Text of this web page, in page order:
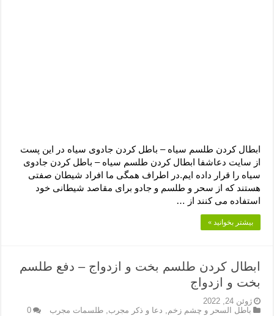
ابطال کردن طلسم سیاه – باطل کردن جادوی سیاه در این پست
از سایت دعاشفا ابطال کردن طلسم سیاه – باطل کردن جادوی
سیاه را قرار داده ایم.در اطراف همگی ما افراد شیطان صفتی
هستند که از سحر و طلسم و جادو برای مقاصد شیطانی خود
استفاده می کنند از …
بیشتر بخوانید »
ابطال کردن طلسم بخت و ازدواج – دفع طلسم
بخت و ازدواج
ژوئن 24, 2022
باطل السحر و چشم زخم, دعا و ذکر مجرب,طلسمات مجرب 0